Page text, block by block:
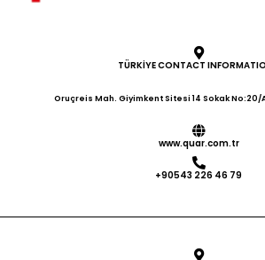
TÜRKİYE CONTACT
Oruçreis Mah. Giyimkent Sitesi 14 Sokak
www.quar.com.tr
+90543 226 46 79